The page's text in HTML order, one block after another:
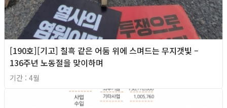
[190호][기고] 칠흑 같은 어둠 위에 스며드는 무지갯빛 –
136주년 노동절을 맞이하며
기간 : 4월